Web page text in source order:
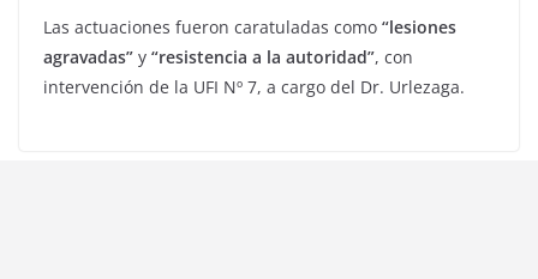
Las actuaciones fueron caratuladas como “lesiones
agravadas” y “resistencia a la autoridad”, con
intervención de la UFI Nº 7, a cargo del Dr. Urlezaga.